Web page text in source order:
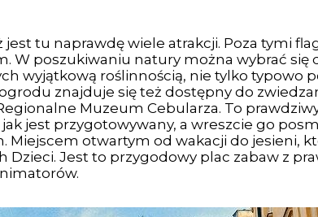
tu naprawdę wiele atrakcji. Poza tymi
poszukiwaniu natury można wybrać się
wyjątkową roślinnością, nie tylko typowo
znajduje się też dostępny do
Muzeum Cebularza. To
jest przygotowywany, a wreszcie go
Miejscem otwartym od wakacji do jesieni,
Jest to przygodowy plac zabaw z